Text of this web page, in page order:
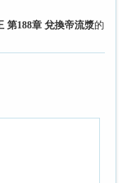
第188章 兌換帝流漿的